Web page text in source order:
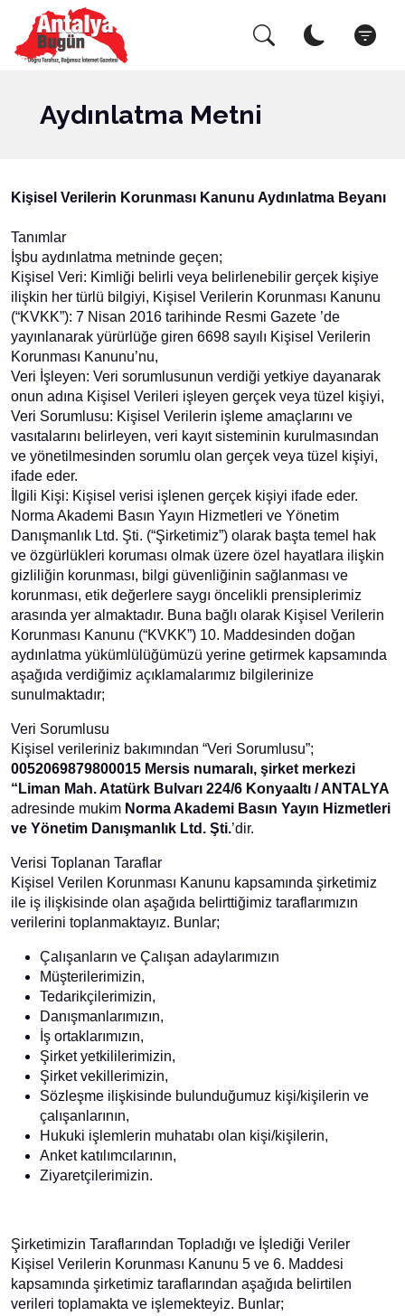
Aydınlatma Metni
Kişisel Verilerin Korunması Kanunu Aydınlatma Beyanı
Tanımlar
İşbu aydınlatma metninde geçen;
Kişisel Veri: Kimliği belirli veya belirlenebilir gerçek kişiye
ilişkin her türlü bilgiyi, Kişisel Verilerin Korunması Kanunu
(“KVKK”): 7 Nisan 2016 tarihinde Resmi Gazete ’de
yayınlanarak yürürlüğe giren 6698 sayılı Kişisel Verilerin
Korunması Kanunu’nu,
Veri İşleyen: Veri sorumlusunun verdiği yetkiye dayanarak
onun adına Kişisel Verileri işleyen gerçek veya tüzel kişiyi,
Veri Sorumlusu: Kişisel Verilerin işleme amaçlarını ve
vasıtalarını belirleyen, veri kayıt sisteminin kurulmasından
ve yönetilmesinden sorumlu olan gerçek veya tüzel kişiyi,
ifade eder.
İlgili Kişi: Kişisel verisi işlenen gerçek kişiyi ifade eder.
Norma Akademi Basın Yayın Hizmetleri ve Yönetim
Danışmanlık Ltd. Şti. (“Şirketimiz”) olarak başta temel hak
ve özgürlükleri koruması olmak üzere özel hayatlara ilişkin
gizliliğin korunması, bilgi güvenliğinin sağlanması ve
korunması, etik değerlere saygı öncelikli prensiplerimiz
arasında yer almaktadır. Buna bağlı olarak Kişisel Verilerin
Korunması Kanunu (“KVKK”) 10. Maddesinden doğan
aydınlatma yükümlülüğümüzü yerine getirmek kapsamında
aşağıda verdiğimiz açıklamalarımız bilgilerinize
sunulmaktadır;
Veri Sorumlusu
Kişisel verileriniz bakımından “Veri Sorumlusu”;
0052069879800015 Mersis numaralı, şirket merkezi
“Liman Mah. Atatürk Bulvarı 224/6 Konyaaltı / ANTALYA
adresinde mukim Norma Akademi Basın Yayın Hizmetleri
ve Yönetim Danışmanlık Ltd. Şti.’dir.
Verisi Toplanan Taraflar
Kişisel Verilen Korunması Kanunu kapsamında şirketimiz
ile iş ilişkisinde olan aşağıda belirttiğimiz taraflarımızın
verilerini toplanmaktayız. Bunlar;
Çalışanların ve Çalışan adaylarımızın
Müşterilerimizin,
Tedarikçilerimizin,
Danışmanlarımızın,
İş ortaklarımızın,
Şirket yetkililerimizin,
Şirket vekillerimizin,
Sözleşme ilişkisinde bulunduğumuz kişi/kişilerin ve
çalışanlarının,
Hukuki işlemlerin muhatabı olan kişi/kişilerin,
Anket katılımcılarının,
Ziyaretçilerimizin.
Şirketimizin Taraflarından Topladığı ve İşlediği Veriler
Kişisel Verilerin Korunması Kanunu 5 ve 6. Maddesi
kapsamında şirketimiz taraflarından aşağıda belirtilen
verileri toplamakta ve işlemekteyiz. Bunlar;
Arama Yap! Kapat